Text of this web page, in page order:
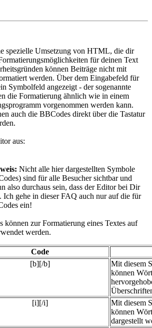
spezielle Umsetzung von HTML, die dir
für deinen Text
können Beiträge nicht mit
werden. Über dem Eingabefeld für
Symbolfeld angezeigt - der sogenannte
die Formatierung ähnlich wie in einem
vorgenommen werden kann.
auch die BBCodes direkt über die Tastatur
aus:
Nicht alle hier dargestellten Symbole
sind für alle Besucher sichtbar und
also durchaus sein, dass der Editor bei Dir
Ich gehe in dieser FAQ auch nur auf die für
ein!
können zur Formatierung eines Textes auf
werden.
Code
[b][/b]
Mit diesem
können
[i][/i]
Mit diesem
können
dargestellt